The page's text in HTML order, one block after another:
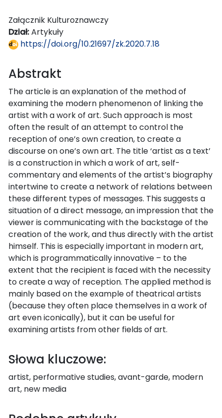
Załącznik Kulturoznawczy
Dział:Artykuły
https://doi.org/10.21697/zk.2020.7.18
Abstrakt
The article is an explanation of the method of
examining the modern phenomenon of linking the
artist with a work of art. Such approach is most
often the result of an attempt to control the
reception of one’s own creation, to create a
discourse on one’s own art. The title ‘artist as a text’
is a construction in which a work of art, self-
commentary and elements of the artist’s biography
intertwine to create a network of relations between
these different types of messages. This suggests a
situation of a direct message, an impression that the
viewer is communicating with the backstage of the
creation of the work, and thus directly with the artist
himself. This is especially important in modern art,
which is programmatically innovative – to the
extent that the recipient is faced with the necessity
to create a way of reception. The applied method is
mainly based on the example of theatrical artists
(because they often place themselves in a work of
art even iconically), but it can be useful for
examining artists from other fields of art.
Słowa kluczowe:
artist, performative studies, avant-garde, modern
art, new media